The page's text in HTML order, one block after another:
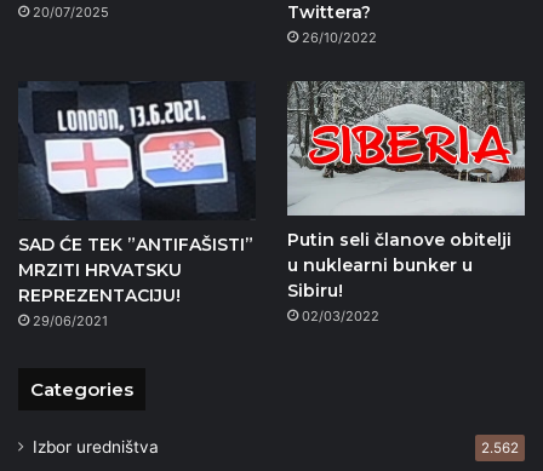
20/07/2025
Twittera?
26/10/2022
SAD ĆE TEK ”ANTIFAŠISTI”
MRZITI HRVATSKU
REPREZENTACIJU!
29/06/2021
Putin seli članove obitelji
u nuklearni bunker u
Sibiru!
02/03/2022
Categories
Izbor uredništva 2.562